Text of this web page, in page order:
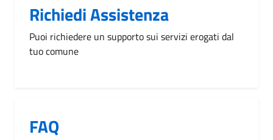
Richiedi Assistenza
Puoi richiedere un supporto sui servizi erogati dal
tuo comune
FAQ